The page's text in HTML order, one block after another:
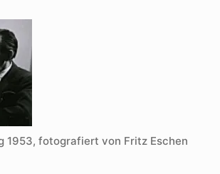
1953, fotografiert von Fritz Eschen